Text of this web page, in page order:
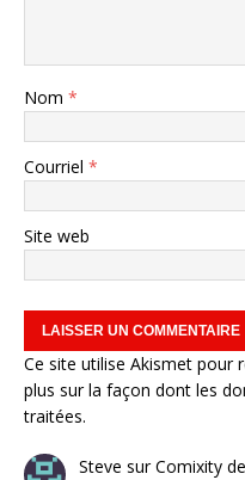
Nom *
Courriel *
Site web
Ce site utilise Akismet pour
plus sur la façon dont les
traitées.
Steve surComixity